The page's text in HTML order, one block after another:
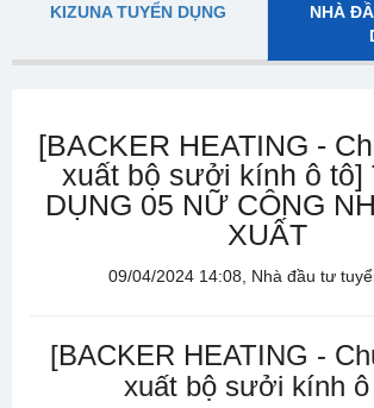
KIZUNA TUYỂN DỤNG
NHÀ
[BACKER HEATING -
xuất bộ sưởi kính ô tô]
DỤNG 05 NỮ CÔNG
XUẤT
09/04/2024 14:08, Nhà đầu tư
[BACKER HEATING -
xuất bộ sưởi kính ô